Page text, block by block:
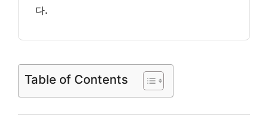
다.
Table of Contents